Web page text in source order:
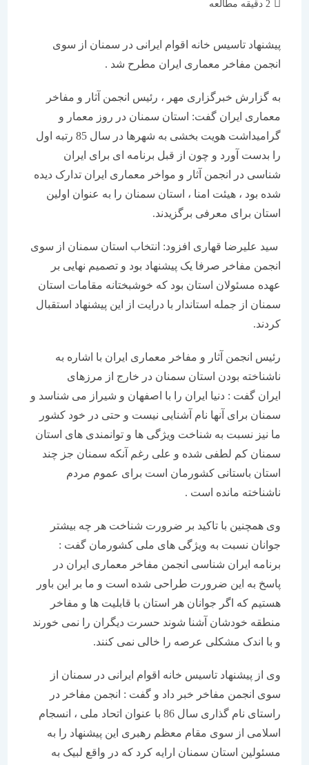
پیشنهاد تاسیس خانه اقوام ایرانی در سمنان از سوی
انجمن مفاخر معماری ایران مطرح شد .
به گزارش خبرگزاری مهر ، رئیس انجمن آثار و مفاخر
معماری ایران گفت: استان سمنان در روز معمار و
گرامیداشت هویت بخشی به شهرها در سال 85 رتبه اول
را بدست آورد و چون از قبل برنامه ای برای ایران
شناسی در انجمن آثار و مواخر معماری ایران تدارک دیده
شده بود ، هیئت امنا ، استان سمنان را به عنوان اولین
استان برای معرفی برگزیدند.
سید علیرضا قهاری افزود: انتخاب استان سمنان از سوی
انجمن مفاخر صرفا یک پیشنهاد بود و تصمیم نهایی بر
عهده مسئولان استان بود که خوشبختانه مقامات استان
سمنان از جمله استاندار با درایت از این پیشنهاد استقبال
کردند.
رئیس انجمن آثار و مفاخر معماری ایران با اشاره به
ناشناخته بودن استان سمنان در خارج از مرزهای
ایران گفت : دنیا ایران را با اصفهان و شیراز می شناسد و
سمنان برای آنها نام آشنایی نیست و حتی در خود کشور
ما نیز نسبت به شناخت ویژگی ها و توانمندی های استان
سمنان کم لطفی شده و علی رغم آنکه سمنان جز چند
استان باستانی کشورمان است برای عموم مردم
ناشناخته مانده است .
وی همچنین با تاکید بر ضرورت شناخت هر چه بیشتر
جوانان نسبت به ویژگی های ملی کشورمان گفت :
برنامه ایران شناسی انجمن مفاخر معماری ایران در
پاسخ به این ضرورت طراحی شده است و ما بر این باور
هستیم که اگر جوانان هر استان با قابلیت ها و مفاخر
منطقه خودشان آشنا شوند حسرت دیگران را نمی خورند
و با اندک مشکلی عرصه را خالی نمی کنند.
وی از پیشنهاد تاسیس خانه اقوام ایرانی در سمنان از
سوی انجمن مفاخر خبر داد و گفت : انجمن مفاخر در
راستای نام گذاری سال 86 با عنوان اتحاد ملی ، انسجام
اسلامی از سوی مقام معظم رهبری این پیشنهاد را به
مسئولین استان سمنان ارایه کرد که در واقع لبیک به